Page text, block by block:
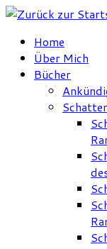
Zum
springenHome
Über Mich
Bücher